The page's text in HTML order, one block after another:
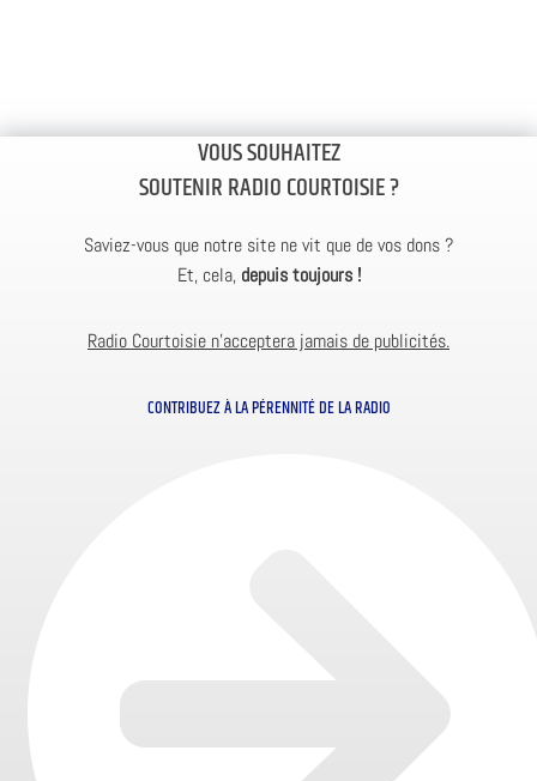
VOUS SOUHAITEZ
SOUTENIR RADIO COURTOISIE ?
Saviez-vous que notre site ne vit que de vos dons ?
Et, cela, depuis toujours !
Radio Courtoisie n’acceptera jamais de publicités.
CONTRIBUEZ À LA PÉRENNITÉ DE LA RADIO